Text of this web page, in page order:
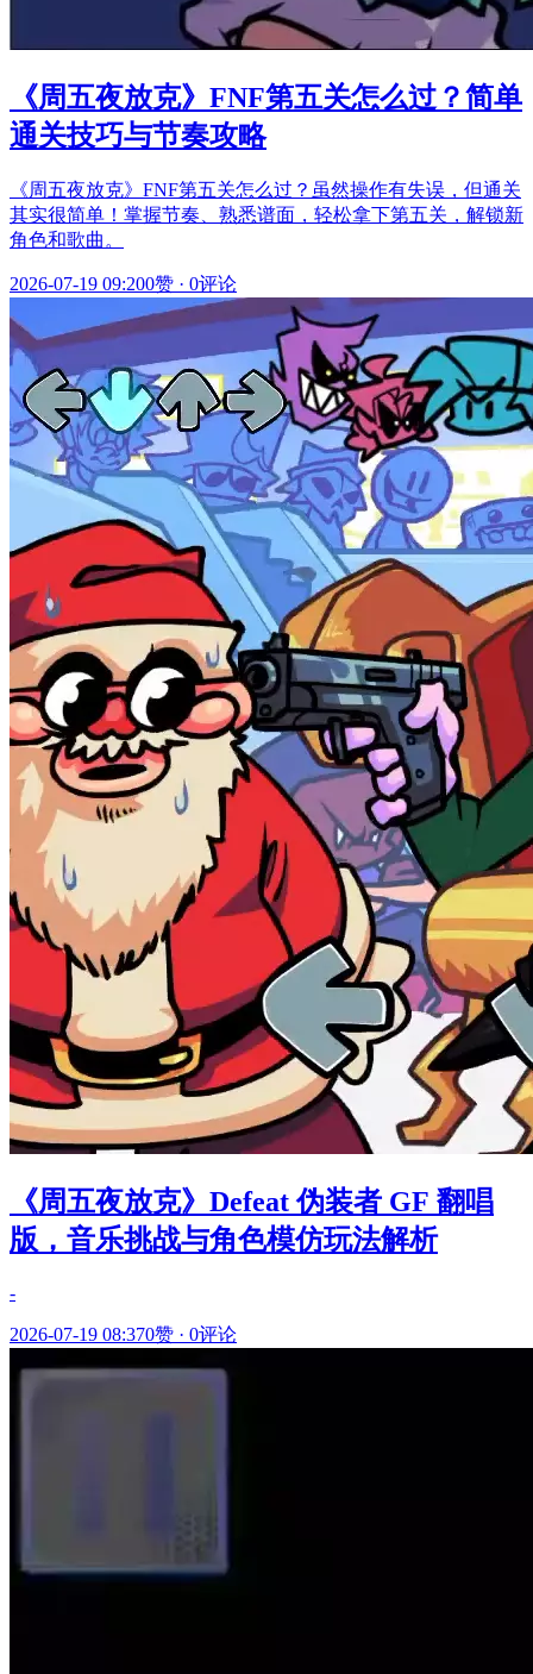
《周五夜放克》FNF第五关怎么过？简单
通关技巧与节奏攻略
《周五夜放克》FNF第五关怎么过？虽然操作有失误，但通关
其实很简单！掌握节奏、熟悉谱面，轻松拿下第五关，解锁新
角色和歌曲。
2026-07-19 09:200赞 · 0评论
《周五夜放克》Defeat 伪装者 GF 翻唱
版，音乐挑战与角色模仿玩法解析
-
2026-07-19 08:370赞 · 0评论